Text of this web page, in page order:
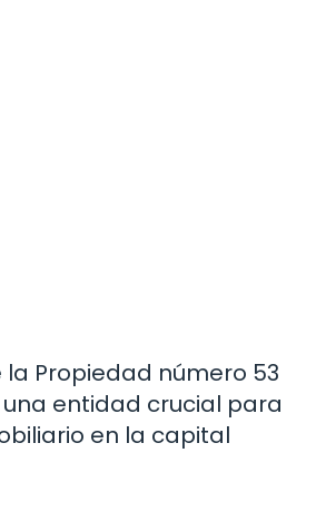
la Propiedad número 53
entidad crucial para
en la capital